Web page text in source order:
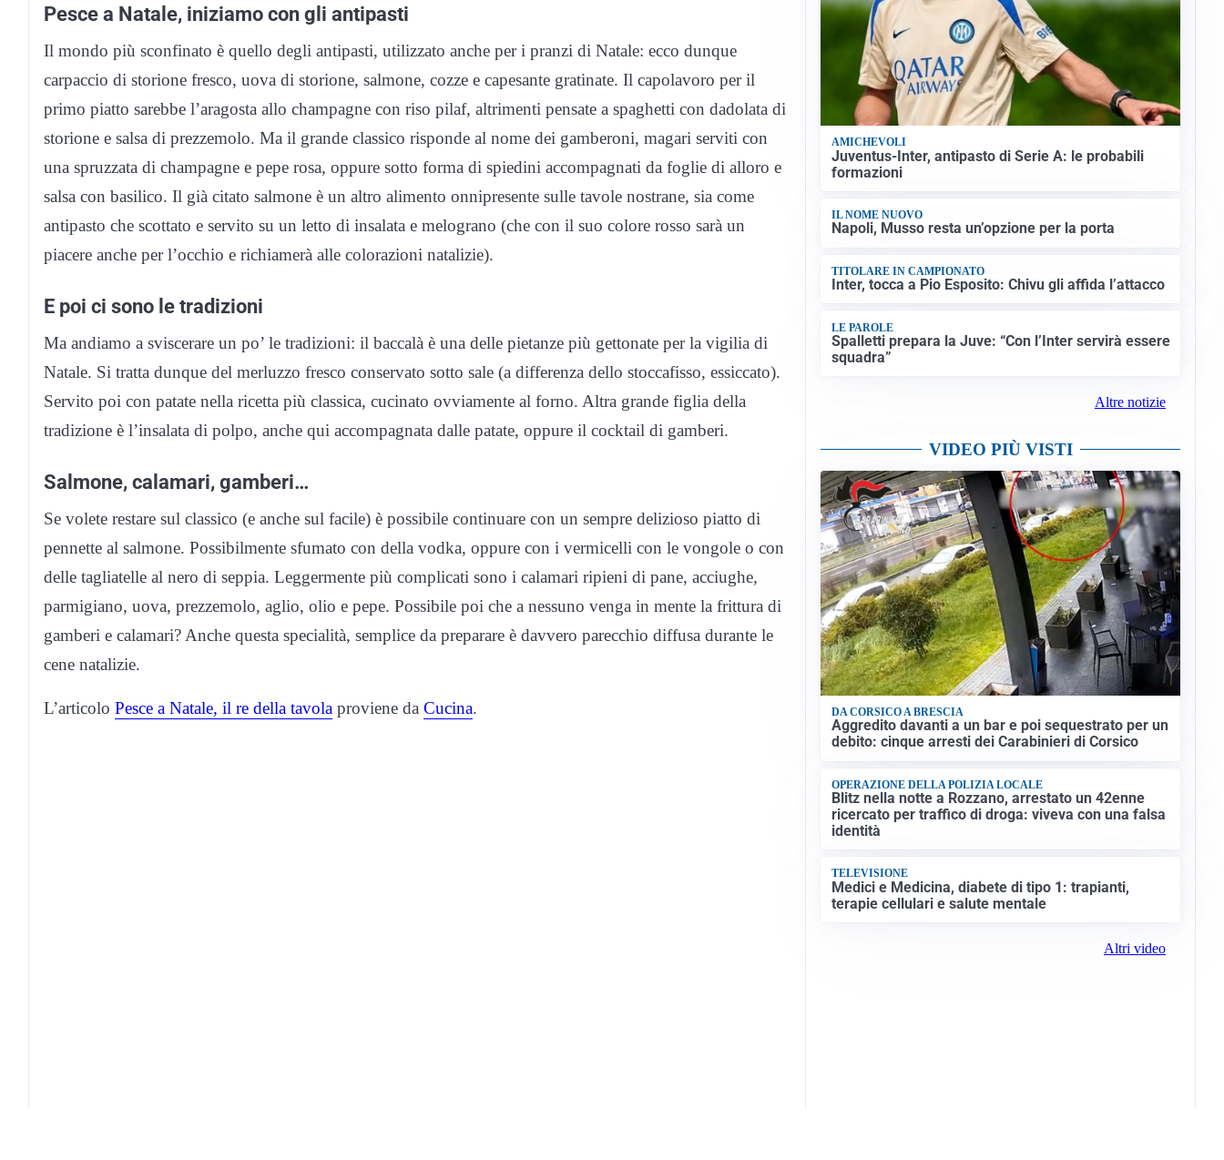
Pesce a Natale, iniziamo con gli antipasti
Il mondo più sconfinato è quello degli antipasti, utilizzato anche per i pranzi di Natale: ecco dunque
carpaccio di storione fresco, uova di storione, salmone, cozze e capesante gratinate. Il capolavoro per il
primo piatto sarebbe l’aragosta allo champagne con riso pilaf, altrimenti pensate a spaghetti con dadolata di
storione e salsa di prezzemolo. Ma il grande classico risponde al nome dei gamberoni, magari serviti con
una spruzzata di champagne e pepe rosa, oppure sotto forma di spiedini accompagnati da foglie di alloro e
salsa con basilico. Il già citato salmone è un altro alimento onnipresente sulle tavole nostrane, sia come
antipasto che scottato e servito su un letto di insalata e melograno (che con il suo colore rosso sarà un
piacere anche per l’occhio e richiamerà alle colorazioni natalizie).
E poi ci sono le tradizioni
Ma andiamo a sviscerare un po’ le tradizioni: il baccalà è una delle pietanze più gettonate per la vigilia di
Natale. Si tratta dunque del merluzzo fresco conservato sotto sale (a differenza dello stoccafisso, essiccato).
Servito poi con patate nella ricetta più classica, cucinato ovviamente al forno. Altra grande figlia della
tradizione è l’insalata di polpo, anche qui accompagnata dalle patate, oppure il cocktail di gamberi.
Salmone, calamari, gamberi…
Se volete restare sul classico (e anche sul facile) è possibile continuare con un sempre delizioso piatto di
pennette al salmone. Possibilmente sfumato con della vodka, oppure con i vermicelli con le vongole o con
delle tagliatelle al nero di seppia. Leggermente più complicati sono i calamari ripieni di pane, acciughe,
parmigiano, uova, prezzemolo, aglio, olio e pepe. Possibile poi che a nessuno venga in mente la frittura di
gamberi e calamari? Anche questa specialità, semplice da preparare è davvero parecchio diffusa durante le
cene natalizie.
L’articolo Pesce a Natale, il re della tavola proviene da Cucina.
AMICHEVOLI
Juventus-Inter, antipasto di Serie A: le probabili
formazioni
IL NOME NUOVO
Napoli, Musso resta un’opzione per la porta
TITOLARE IN CAMPIONATO
Inter, tocca a Pio Esposito: Chivu gli affida l’attacco
LE PAROLE
Spalletti prepara la Juve: “Con l’Inter servirà essere
squadra”
Altre notizie
VIDEO PIÙ VISTI
DA CORSICO A BRESCIA
Aggredito davanti a un bar e poi sequestrato per un
debito: cinque arresti dei Carabinieri di Corsico
OPERAZIONE DELLA POLIZIA LOCALE
Blitz nella notte a Rozzano, arrestato un 42enne
ricercato per traffico di droga: viveva con una falsa
identità
TELEVISIONE
Medici e Medicina, diabete di tipo 1: trapianti,
terapie cellulari e salute mentale
Altri video